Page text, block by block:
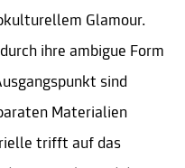
Glamour.
ihre ambigue Form
sind
Materialien
trifft auf das